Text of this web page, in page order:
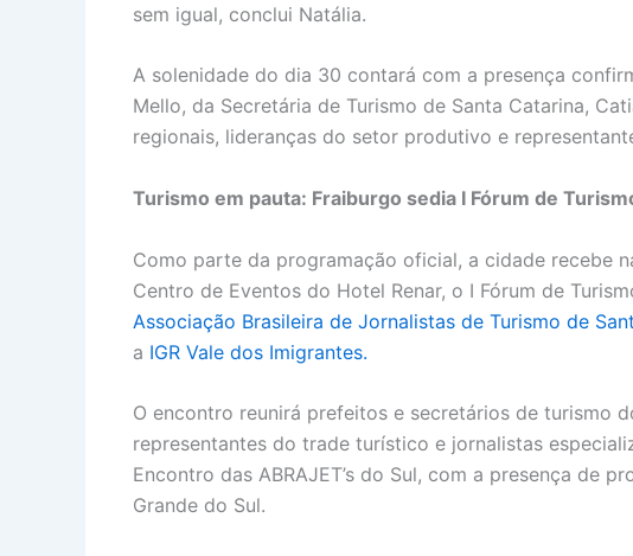
sem igual, conclui Natália.
A solenidade do dia 30 contará com a presença
Mello, da Secretária de Turismo de Santa Catarina,
regionais, lideranças do setor produtivo e
Turismo em pauta: Fraiburgo sedia I Fórum de
Como parte da programação oficial, a cidade recebe
Centro de Eventos do Hotel Renar, o I Fórum de
Associação Brasileira de Jornalistas de Turismo de
a IGR Vale dos Imigrantes.
O encontro reunirá prefeitos e secretários de turismo
representantes do trade turístico e jornalistas
Encontro das ABRAJET’s do Sul, com a presença de
Grande do Sul.